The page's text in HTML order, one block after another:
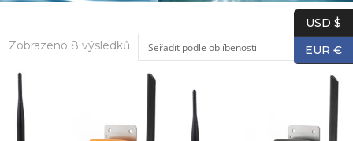
Zobrazeno 8 výsledků Sorted
by
popularity
USD $
EUR €